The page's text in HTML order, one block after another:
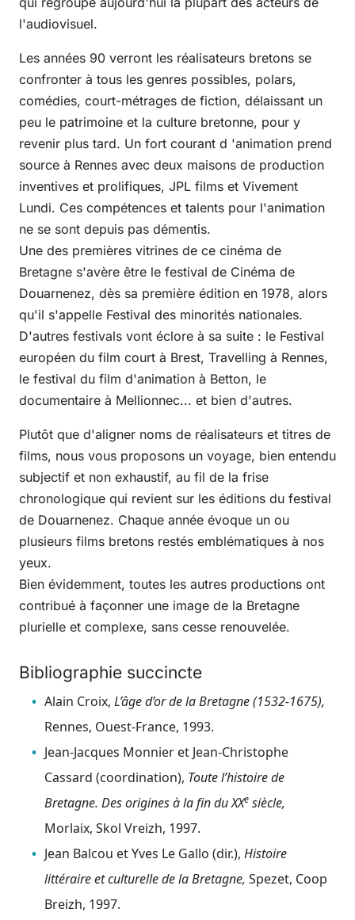
l'audiovisuel.
Les années 90 verront les réalisateurs bretons se
confronter à tous les genres possibles, polars,
comédies, court-métrages de fiction, délaissant un
peu le patrimoine et la culture bretonne, pour y
revenir plus tard. Un fort courant d 'animation prend
source à Rennes avec deux maisons de production
inventives et prolifiques, JPL films et Vivement
Lundi. Ces compétences et talents pour l'animation
ne se sont depuis pas démentis.
Une des premières vitrines de ce cinéma de
Bretagne s'avère être le festival de Cinéma de
Douarnenez, dès sa première édition en 1978, alors
qu'il s'appelle Festival des minorités nationales.
D'autres festivals vont éclore à sa suite : le Festival
européen du film court à Brest, Travelling à Rennes,
le festival du film d'animation à Betton, le
documentaire à Mellionnec... et bien d'autres.
Plutôt que d'aligner noms de réalisateurs et titres de
films, nous vous proposons un voyage, bien entendu
subjectif et non exhaustif, au fil de la frise
chronologique qui revient sur les éditions du festival
de Douarnenez. Chaque année évoque un ou
plusieurs films bretons restés emblématiques à nos
yeux.
Bien évidemment, toutes les autres productions ont
contribué à façonner une image de la Bretagne
plurielle et complexe, sans cesse renouvelée.
Bibliographie succincte
Alain Croix, L’âge d’or de la Bretagne (1532-1675),
Rennes, Ouest-France, 1993.
Jean-Jacques Monnier et Jean-Christophe
Cassard (coordination), Toute l’histoire de
Bretagne. Des origines à la fin du XXe siècle,
Morlaix, Skol Vreizh, 1997.
Jean Balcou et Yves Le Gallo (dir.), Histoire
littéraire et culturelle de la Bretagne, Spezet, Coop
Breizh, 1997.